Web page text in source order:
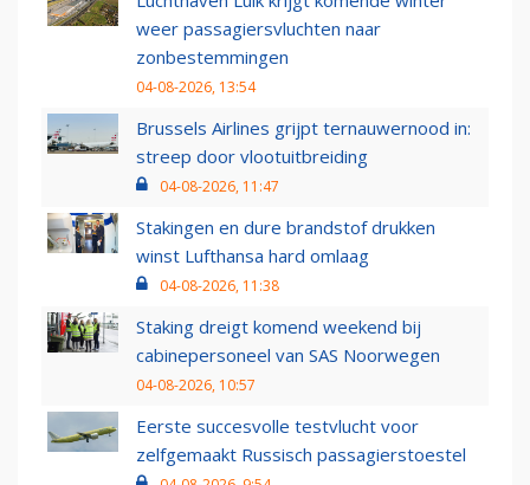
weer passagiersvluchten naar
zonbestemmingen
04-08-2026, 13:54
Brussels Airlines grijpt ternauwernood in:
streep door vlootuitbreiding
04-08-2026, 11:47
Stakingen en dure brandstof drukken
winst Lufthansa hard omlaag
04-08-2026, 11:38
Staking dreigt komend weekend bij
cabinepersoneel van SAS Noorwegen
04-08-2026, 10:57
Eerste succesvolle testvlucht voor
zelfgemaakt Russisch passagierstoestel